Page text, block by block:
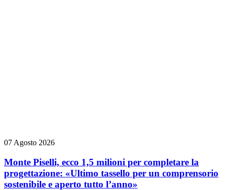
07 Agosto 2026
Monte Piselli, ecco 1,5 milioni per completare la
progettazione: «Ultimo tassello per un comprensorio
sostenibile e aperto tutto l’anno»